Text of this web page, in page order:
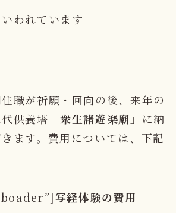
われています
職が祈願・回向の後、来年の
供養塔「衆生諸遊楽廟 」に納
ます。費用については、下記
写経体験の費用